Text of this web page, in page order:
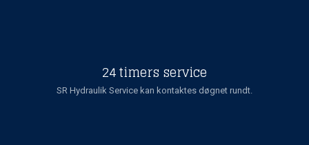
24 timers service
SR Hydraulik Service kan kontaktes døgnet rundt.